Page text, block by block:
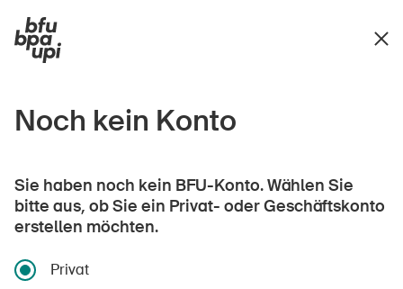
Noch kein Konto
Sie haben noch kein BFU-Konto. Wählen Sie
bitte aus, ob Sie ein Privat- oder Geschäftskonto
erstellen möchten.
Privat